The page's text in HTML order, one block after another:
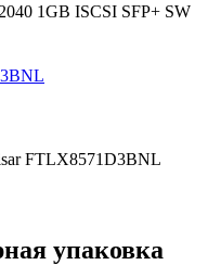
1GB ISCSI SFP+ SW
FTLX8571D3BNL
упаковка